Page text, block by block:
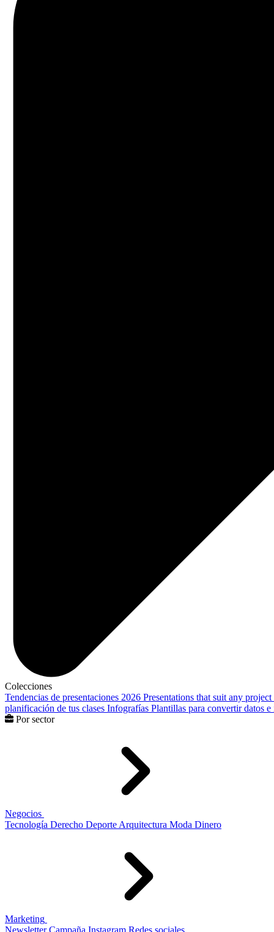
Colecciones
Tendencias de presentaciones 2026 Presentations that suit any project
planificación de tus clases Infografías Plantillas para convertir datos
Por sector
Negocios
Tecnología Derecho Deporte Arquitectura Moda Dinero
Marketing
Newsletter Campaña Instagram Redes sociales